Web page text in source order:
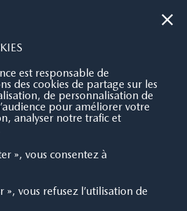
est responsable de
des cookies de partage sur les
de personnalisation de
pour améliorer votre
analyser notre trafic et
», vous consentez à
», vous refusez l’utilisation de